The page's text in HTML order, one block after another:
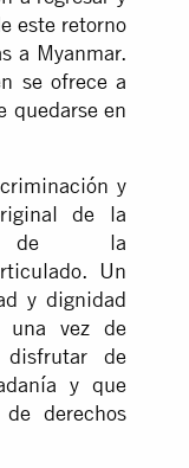
este retorno
a Myanmar.
se ofrece a
quedarse en
y
de la
de la
Un
y dignidad
una vez de
disfrutar de
y que
derechos